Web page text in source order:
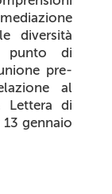
diversità
punto di
pre-
al
Lettera di
gennaio